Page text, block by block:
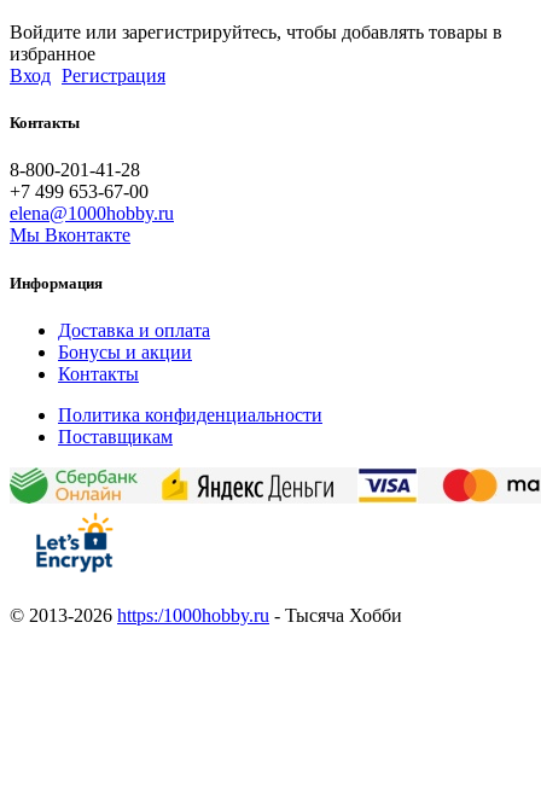
Войдите или зарегистрируйтесь, чтобы добавлять товары в
избранное
Вход Регистрация
Контакты
8-800-201-41-28
+7 499 653-67-00
elena@1000hobby.ru
Мы Вконтакте
Информация
Доставка и оплата
Бонусы и акции
Контакты
Политика конфиденциальности
Поставщикам
© 2013-2026 https:/1000hobby.ru - Тысяча Хобби